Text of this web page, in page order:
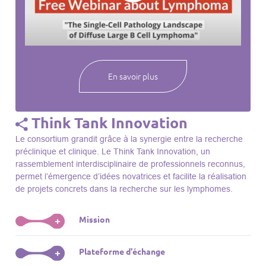
webinaires à venir, des séances précédentes et joignez-vous
notre compréhension des lymphomes et des maladies
En savoir plus
Think Tank Innovation
Le consortium grandit grâce à la synergie entre la recherche
préclinique et clinique. Le Think Tank Innovation, un
rassemblement interdisciplinaire de professionnels reconnus,
permet l’émergence d’idées novatrices et facilite la réalisation
de projets concrets dans la recherche sur les lymphomes.
+ Mission
Le Think Tank initie des projets, façonne des initiatives de
R&D, identifie des porteurs et promeut l’unité parmi les
+ Plateforme d'échange